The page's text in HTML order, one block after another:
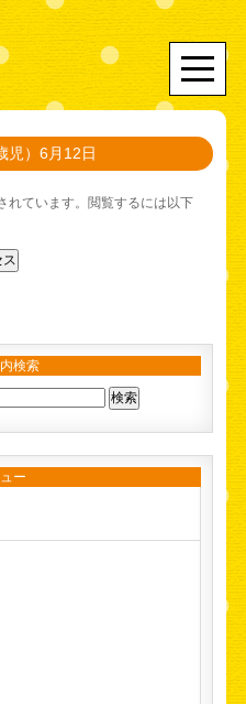
児）6月12日
れています。閲覧するには以下
検索
ー